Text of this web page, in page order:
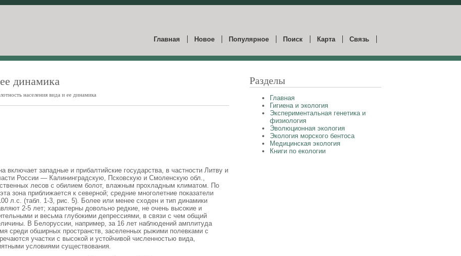
Главная Новое Популярное Поиск Карта Связь
динамика
населения вида и ее динамика
включает западные и прибалтийские государства, в частности Литву и
России — Калининградскую, Псковскую и Смоленскую обл.,
лесов с обилием болот, влажным прохладным климатом. По
зона приближается к северной; средние многолетние показатели
л.с. (табл. 1-3, рис. 5). Более или менее сходен и тип динамики
2-5 лет; характерны довольно редкие, не очень высокие и
и весьма глубокими депрессиями, в связи с чем общий
В Белоруссии, например, за 16 лет наблюдений амплитуда
среди обширных пространств, заселенных рыжими полевками с
участки с высокой и устойчивой численностью вида,
условиями существования.
Разделы
Главная
Гигиена и экология
Экспериментальная генетика и
физиология
Эволюционная экология
Экология морского бентоса
Медицинская экология
Книги по екологии